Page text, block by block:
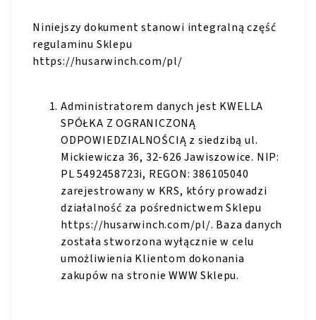
Niniejszy dokument stanowi integralną część
regulaminu Sklepu
https://husarwinch.com/pl/
Administratorem danych jest KWELLA
SPÓŁKA Z OGRANICZONĄ
ODPOWIEDZIALNOŚCIĄ z siedzibą ul.
Mickiewicza 36, 32-626 Jawiszowice. NIP:
PL 5492458723i, REGON: 386105040
zarejestrowany w KRS, który prowadzi
działalność za pośrednictwem Sklepu
https://husarwinch.com/pl/. Baza danych
została stworzona wyłącznie w celu
umożliwienia Klientom dokonania
zakupów na stronie WWW Sklepu.